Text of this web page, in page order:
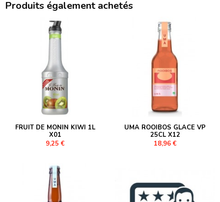
Produits également achetés
FRUIT DE MONIN KIWI 1L
X01
9,25 €
UMA ROOIBOS GLACE VP
25CL X12
18,96 €